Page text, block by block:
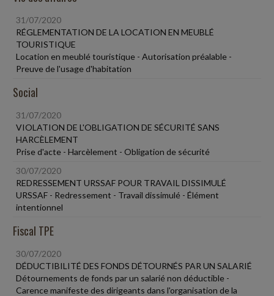
31/07/2020
RÉGLEMENTATION DE LA LOCATION EN MEUBLÉ
TOURISTIQUE
Location en meublé touristique - Autorisation préalable -
Preuve de l'usage d'habitation
Social
31/07/2020
VIOLATION DE L'OBLIGATION DE SÉCURITÉ SANS
HARCÈLEMENT
Prise d'acte - Harcèlement - Obligation de sécurité
30/07/2020
REDRESSEMENT URSSAF POUR TRAVAIL DISSIMULÉ
URSSAF - Redressement - Travail dissimulé - Élément
intentionnel
Fiscal TPE
30/07/2020
DÉDUCTIBILITÉ DES FONDS DÉTOURNÉS PAR UN SALARIÉ
Détournements de fonds par un salarié non déductible -
Carence manifeste des dirigeants dans l'organisation de la